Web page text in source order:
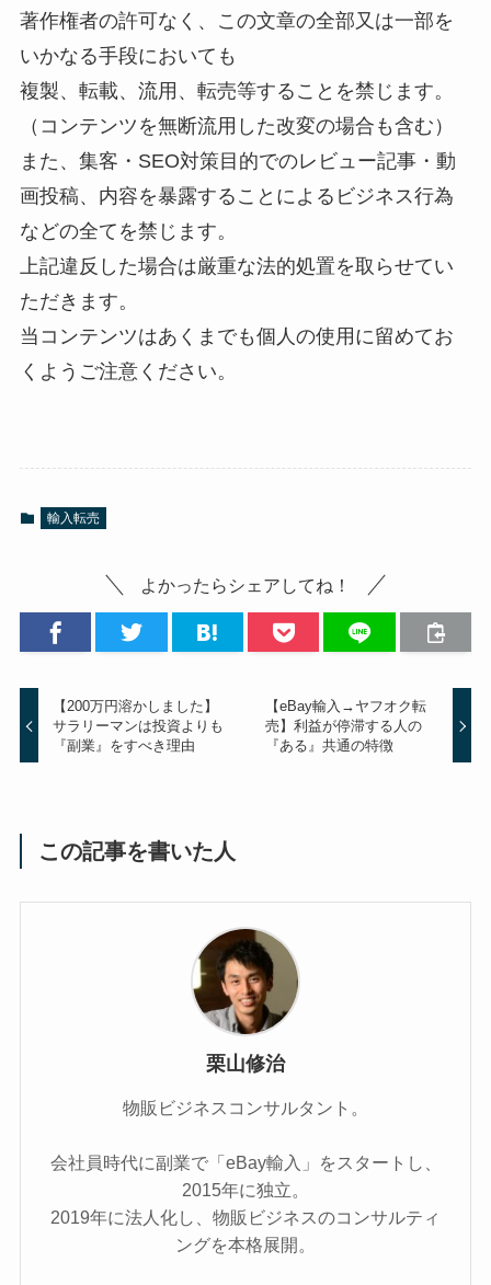
著作権者の許可なく、この文章の全部又は一部を
いかなる手段においても
複製、転載、流用、転売等することを禁じます。
（コンテンツを無断流用した改変の場合も含む）
また、集客・SEO対策目的でのレビュー記事・動
画投稿、内容を暴露することによるビジネス行為
などの全てを禁じます。
上記違反した場合は厳重な法的処置を取らせてい
ただきます。
当コンテンツはあくまでも個人の使用に留めてお
くようご注意ください。
輸入転売
よかったらシェアしてね！
【200万円溶かしました】
サラリーマンは投資よりも
『副業』をすべき理由
【eBay輸入→ヤフオク転
売】利益が停滞する人の
『ある』共通の特徴
この記事を書いた人
栗山修治
物販ビジネスコンサルタント。
会社員時代に副業で「eBay輸入」をスタートし、
2015年に独立。
2019年に法人化し、物販ビジネスのコンサルティ
ングを本格展開。